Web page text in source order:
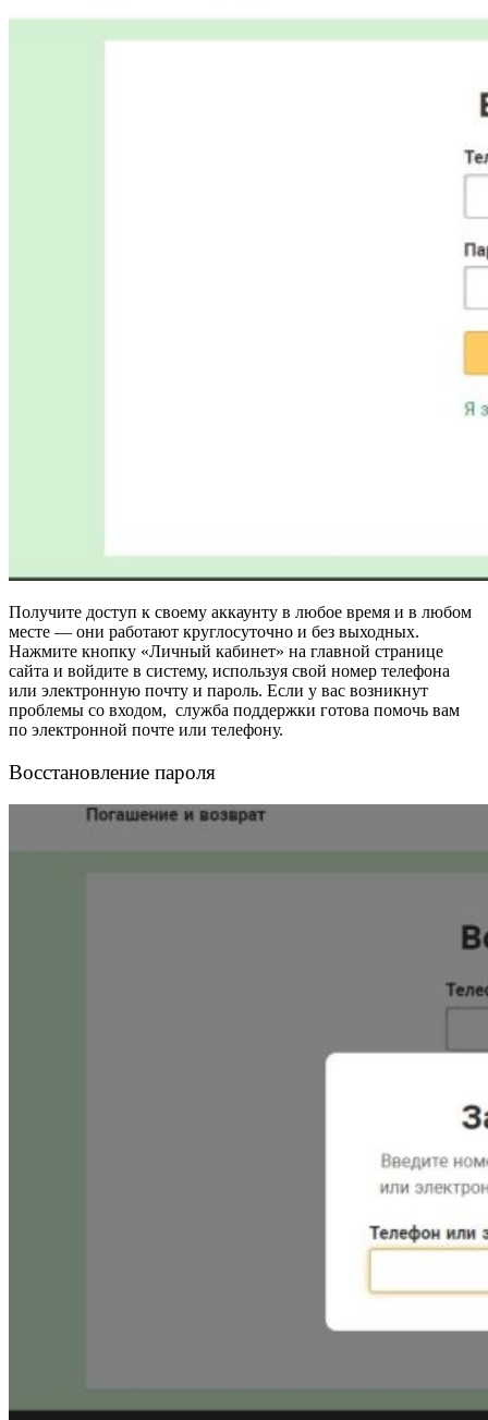
Получите доступ к своему аккаунту в любое время и в любом
месте — они работают круглосуточно и без выходных.
Нажмите кнопку «Личный кабинет» на главной странице
сайта и войдите в систему, используя свой номер телефона
или электронную почту и пароль. Если у вас возникнут
проблемы со входом, служба поддержки готова помочь вам
по электронной почте или телефону.
Восстановление пароля